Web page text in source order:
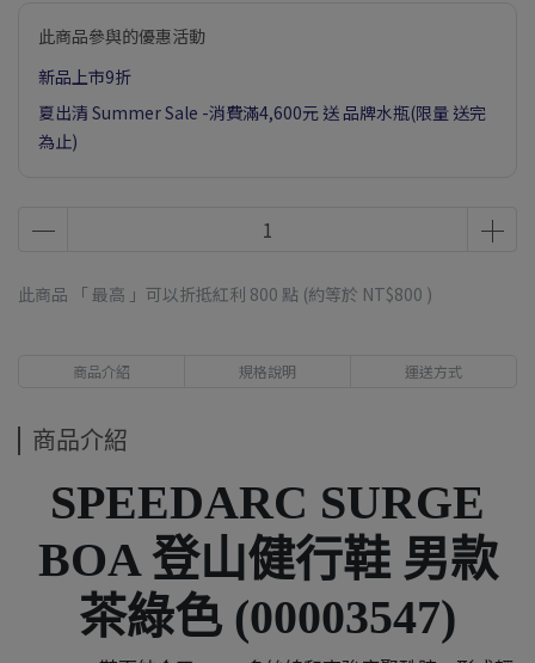
此商品參與的優惠活動
新品上市9折
夏出清 Summer Sale -消費滿4,600元 送 品牌水瓶(限量 送完
為止)
此商品 「 最高 」可以折抵紅利 800 點 (約等於 NT$800 )
商品介紹 規格說明 運送方式
商品介紹
SPEEDARC SURGE
BOA 登山健行鞋 男款
茶綠色 (00003547)